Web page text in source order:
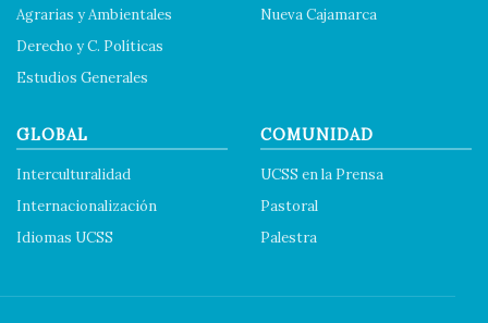
Agrarias y Ambientales
Derecho y C. Políticas
Estudios Generales
Nueva Cajamarca
GLOBAL
Interculturalidad
Internacionalización
Idiomas UCSS
COMUNIDAD
UCSS en la Prensa
Pastoral
Palestra